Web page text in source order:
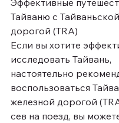
Эффективные
Тайваню с
дорогой (TRA)
Если вы хотите
исследовать Тайвань,
настоятельно
воспользоваться
железной дорогой
сев на поезд, вы